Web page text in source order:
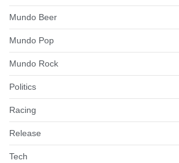
Mundo Beer
Mundo Pop
Mundo Rock
Politics
Racing
Release
Tech